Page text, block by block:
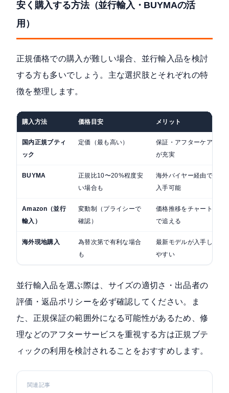
安く購入する方法（並行輸入・BUYMAの活
用）
正規価格での購入が難しい場合、並行輸入品を検討
する方も多いでしょう。主な選択肢とそれぞれの特
徴を整理します。
購入方法 価格目安 メリット
国内正規ブティ
ック
定価（最も高い）
保証・アフターケア
が充実
BUYMA
正規比10〜20%程度安
い場合も
海外バイヤー経由で
入手可能
Amazon（並行
輸入）
変動制（プライシーで
確認）
価格推移をチャート
で追える
海外現地購入
為替次第で有利な場合
も
最新モデルが入手し
やすい
並行輸入品を選ぶ際は、サイズの適切さ・出品者の
評価・返品ポリシーを必ず確認してください。ま
た、正規保証の範囲外になる可能性があるため、修
理などのアフターサービスを重視する方は正規ブテ
ィックの利用を検討されることをおすすめします。
関連記事